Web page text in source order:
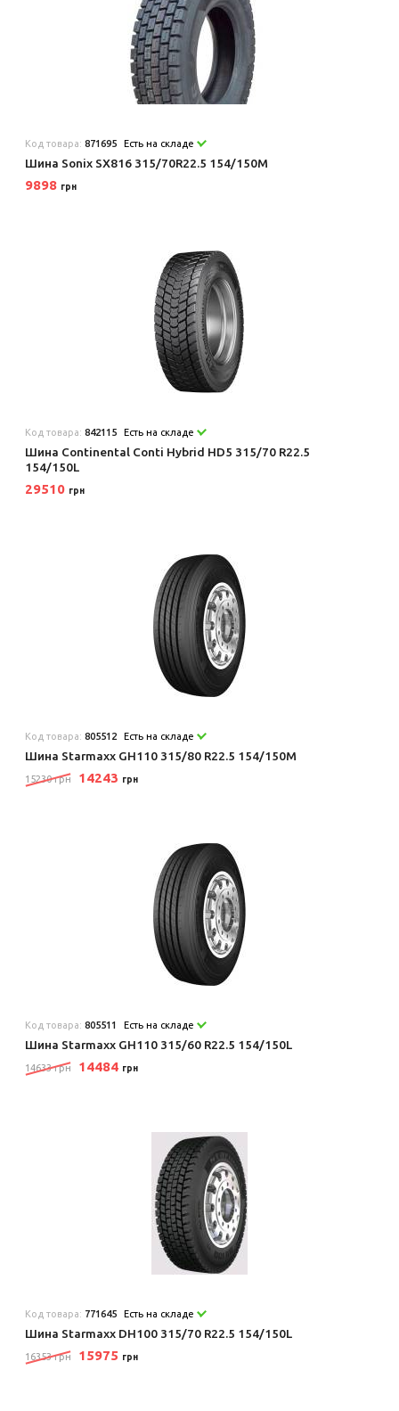
Код товара:871695 Есть на складе
Шина Sonix SX816 315/70R22.5 154/150M
9898 грн
Код товара:842115 Есть на складе
Шина Continental Conti Hybrid HD5 315/70 R22.5
154/150L
29510 грн
Код товара:805512 Есть на складе
Шина Starmaxx GH110 315/80 R22.5 154/150M
15230 грн 14243 грн
Код товара:805511 Есть на складе
Шина Starmaxx GH110 315/60 R22.5 154/150L
14633 грн 14484 грн
Код товара: 771645 Есть на складе
Шина Starmaxx DH100 315/70 R22.5 154/150L
16353 грн 15975 грн